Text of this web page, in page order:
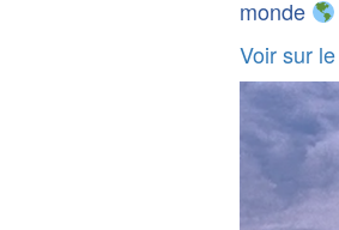
monde
Voir sur